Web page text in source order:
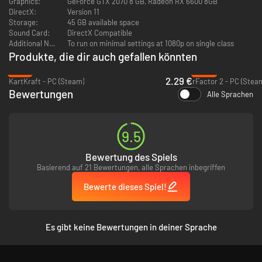
DirectX:
Version 11
Storage:
45 GB available space
Sound Card:
DirectX Compatible
Additional Notes:
To run on minimal settings at 1080p on single class
Produkte, die dir auch gefallen könnten
KartKraft - PC (Steam)
2.29 €rFactor 2 - PC
Bewertungen Alle Sprachen
9.5
Bewertung des Spiels
Basierend auf 21 Bewertungen, alle Sprachen inbegriffen
Bewerte dieses Spiel!
Es gibt keine Bewertungen in deiner Sprache